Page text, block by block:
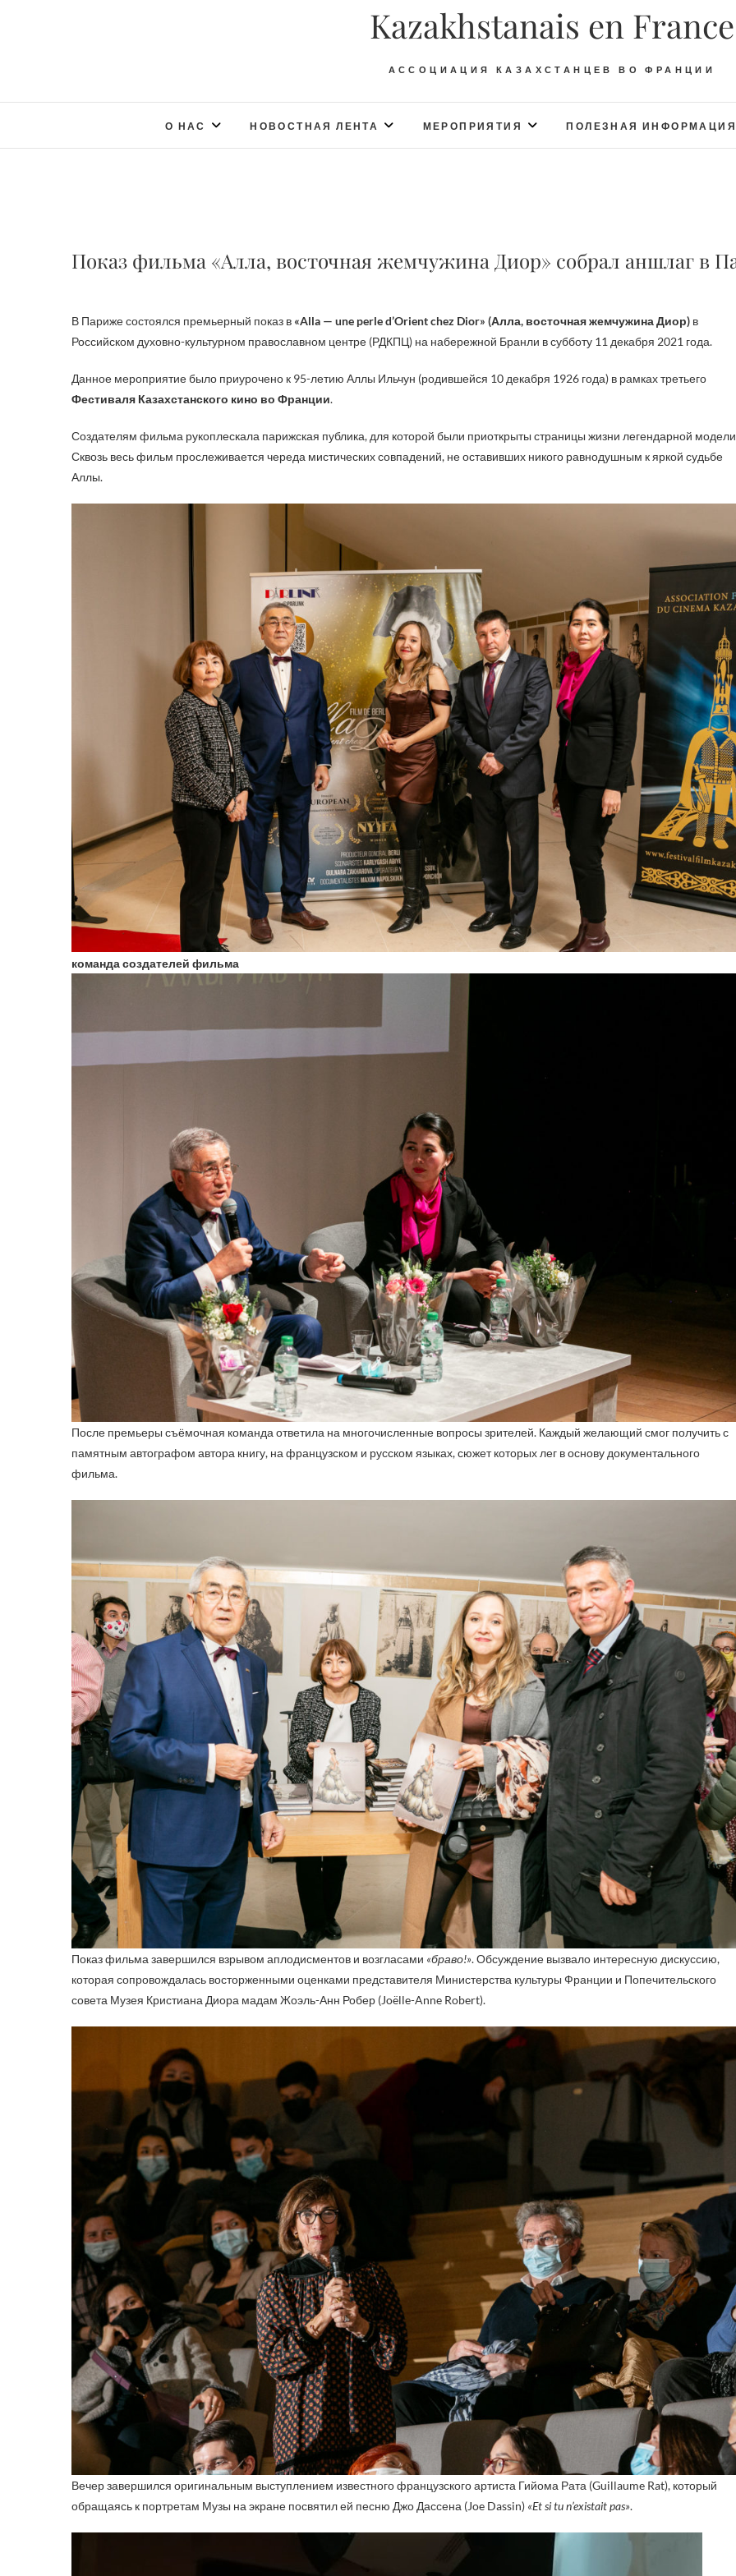
Kazakhstanais en France
АССОЦИАЦИЯ КАЗАХСТАНЦЕВ ВО ФРАНЦИИ
О НАС НОВОСТНАЯ ЛЕНТА МЕРОПРИЯТИЯ ПОЛЕЗНАЯ
Показ фильма «Алла, восточная жемчужина Диор» собрал аншлаг в
В Париже состоялся премьерный показ в «Alla — une perle d’Orient chez Dior» (Алла, восточная жемчужина Диор) в
Российском духовно-культурном православном центре (РДКПЦ) на набережной Бранли в субботу 11 декабря 2021 года.
Данное мероприятие было приурочено к 95-летию Аллы Ильчун (родившейся 10 декабря 1926 года) в рамках третьего
Фестиваля Казахстанского кино во Франции.
Создателям фильма рукоплескала парижская публика, для которой были приоткрыты страницы жизни легендарной
Сквозь весь фильм прослеживается череда мистических совпадений, не оставивших никого равнодушным к яркой судьбе
Аллы.
команда создателей фильма
После премьеры съёмочная команда ответила на многочисленные вопросы зрителей. Каждый желающий смог получить с
памятным автографом автора книгу, на французском и русском языках, сюжет которых лег в основу документального
фильма.
Показ фильма завершился взрывом аплодисментов и возгласами «браво!». Обсуждение вызвало интересную дискуссию,
которая сопровождалась восторженными оценками представителя Министерства культуры Франции и Попечительского
совета Музея Кристиана Диора мадам Жоэль-Анн Робер (Joëlle-Anne Robert).
Вечер завершился оригинальным выступлением известного французского артиста Гийома Рата (Guillaume Rat), который
обращаясь к портретам Музы на экране посвятил ей песню Джо Дассена (Joe Dassin) «Et si tu n’existait pas».